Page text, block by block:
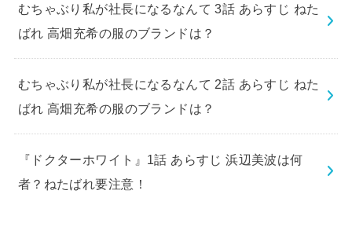
むちゃぶり私が社長になるなんて 3話 あらすじ ねた
ばれ 高畑充希の服のブランドは？
むちゃぶり私が社長になるなんて 2話 あらすじ ねた
ばれ 高畑充希の服のブランドは？
『ドクターホワイト』1話 あらすじ 浜辺美波は何
者？ねたばれ要注意！